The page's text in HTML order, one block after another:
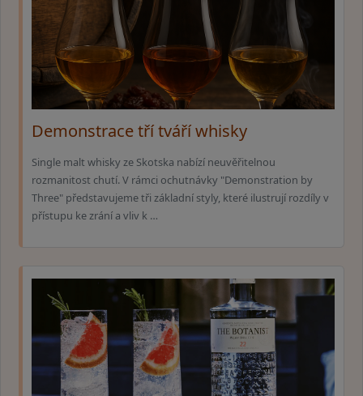
Demonstrace tří tváří whisky
Single malt whisky ze Skotska nabízí neuvěřitelnou
rozmanitost chutí. V rámci ochutnávky "Demonstration by
Three" představujeme tři základní styly, které ilustrují rozdíly v
přístupu ke zrání a vliv k …